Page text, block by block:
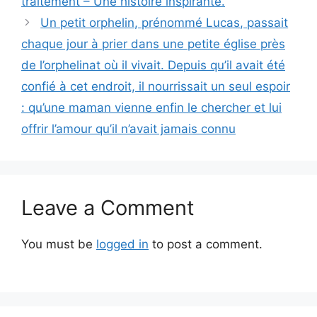
Un petit orphelin, prénommé Lucas, passait
chaque jour à prier dans une petite église près
de l’orphelinat où il vivait. Depuis qu’il avait été
confié à cet endroit, il nourrissait un seul espoir
: qu’une maman vienne enfin le chercher et lui
offrir l’amour qu’il n’avait jamais connu
Leave a Comment
You must be logged in to post a comment.